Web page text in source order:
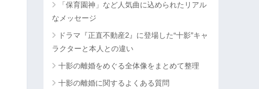
「保育園神」など人気曲に込められたリアル
なメッセージ
ドラマ『正直不動産2』に登場した“十影”キャ
ラクターと本人との違い
十影の離婚をめぐる全体像をまとめて整理
十影の離婚に関するよくある質問